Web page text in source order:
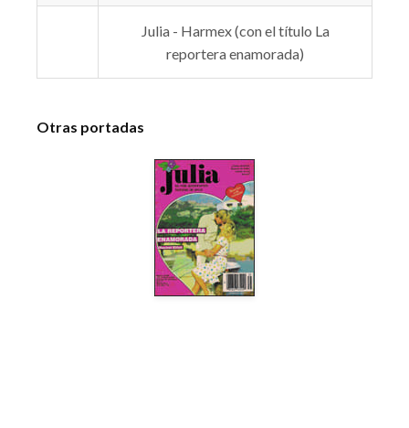
Julia - Harmex (con el título La
reportera enamorada)
Otras portadas